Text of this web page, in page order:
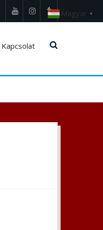
YoutubeInstagram
tumblr
Kapcsolat
Magyar ▼